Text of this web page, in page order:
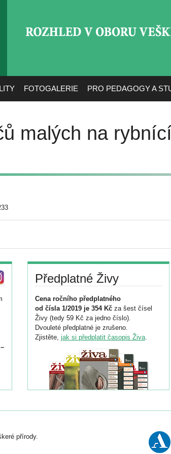
FOTOGALERIE PRO PEDAGOGY A
malých na
Předplatné Živy
Cena ročního předplatného
od čísla 1/2019 je 354 Kč za šest čísel
Živy (tedy 59 Kč za jedno číslo).
Dvouleté předplatné je zrušeno.
Zjistěte, jak si předplatit časopis Živa.
přírody.